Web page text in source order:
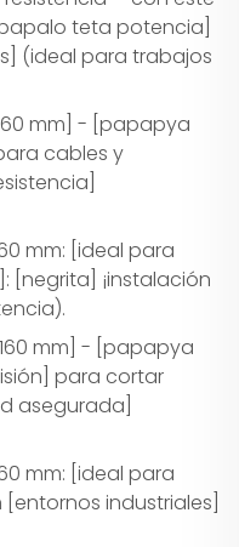
teta potencia]
(ideal para trabajos
mm] - [papapya
cables y
mm: [ideal para
[negrita] ¡instalación
mm] - [papapya
para cortar
asegurada]
mm: [ideal para
industriales]